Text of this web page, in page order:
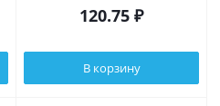
120.75 ₽
В корзину